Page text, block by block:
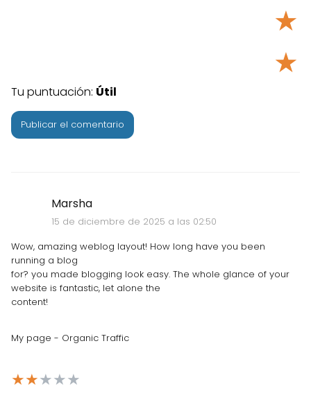
Marsha
15 de diciembre de 2025 a las 02:50
Wow, amazing weblog layout! How long have you been
running a blog
for? you made blogging look easy. The whole glance of your
website is fantastic, let alone the
content!
My page - Organic Traffic
★★★★★
★
★
Tu puntuación: Útil